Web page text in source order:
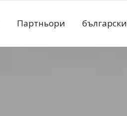
Партньори български